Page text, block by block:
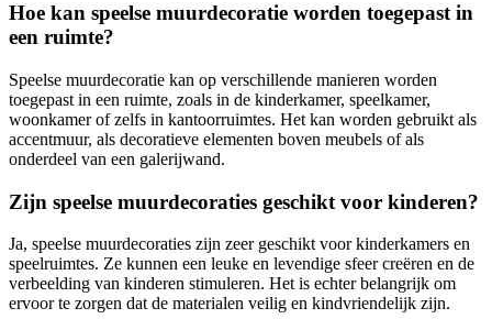
Hoe kan speelse muurdecoratie worden toegepast in
een ruimte?
Speelse muurdecoratie kan op verschillende manieren worden
toegepast in een ruimte, zoals in de kinderkamer, speelkamer,
woonkamer of zelfs in kantoorruimtes. Het kan worden gebruikt als
accentmuur, als decoratieve elementen boven meubels of als
onderdeel van een galerijwand.
Zijn speelse muurdecoraties geschikt voor kinderen?
Ja, speelse muurdecoraties zijn zeer geschikt voor kinderkamers en
speelruimtes. Ze kunnen een leuke en levendige sfeer creëren en de
verbeelding van kinderen stimuleren. Het is echter belangrijk om
ervoor te zorgen dat de materialen veilig en kindvriendelijk zijn.